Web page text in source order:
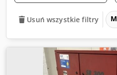
Usuń wszystkie filtry